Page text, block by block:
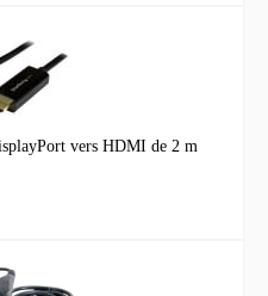
vers HDMI de 2 m